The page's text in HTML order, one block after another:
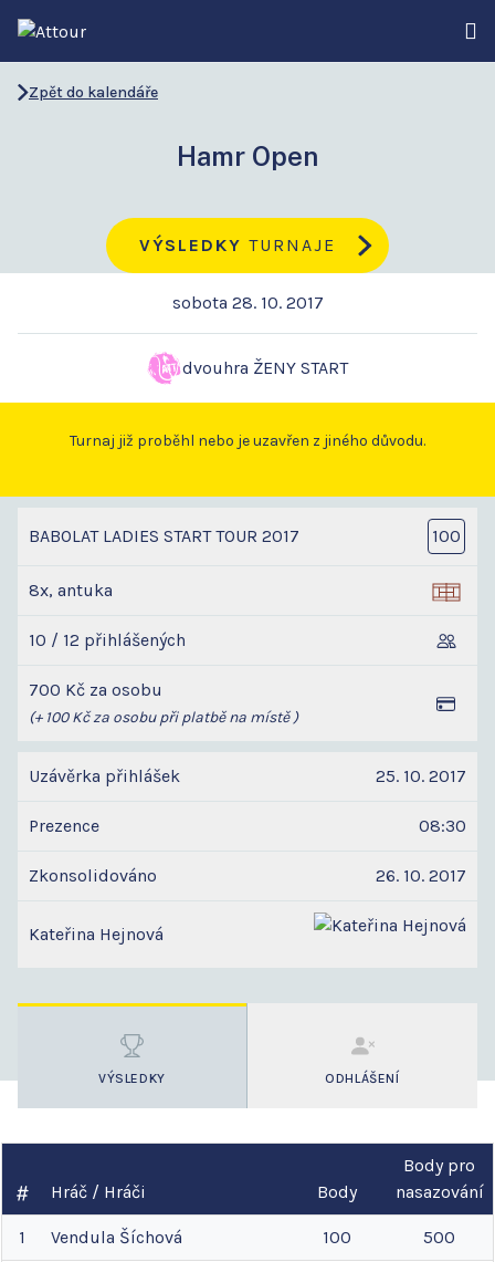
Zpět do kalendáře
Hamr Open
VÝSLEDKY TURNAJE
sobota 28. 10. 2017
dvouhra ŽENY START
Turnaj již proběhl nebo je uzavřen z jiného důvodu.
BABOLAT LADIES START TOUR 2017 100
8x, antuka
10 / 12 přihlášených
700 Kč za osobu
(+ 100 Kč za osobu při platbě na místě )
Uzávěrka přihlášek 25. 10. 2017
Prezence 08:30
Zkonsolidováno 26. 10. 2017
Kateřina Hejnová
VÝSLEDKY ODHLÁŠENÍ
Hráč / Hráči Body
Body pro
nasazování
1 Vendula Šíchová 100 500